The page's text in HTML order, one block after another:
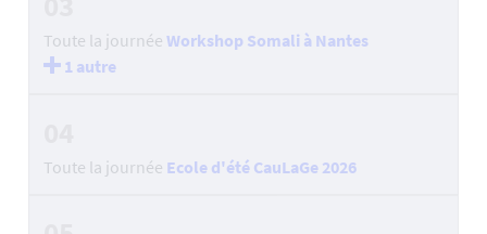
Toute la journée Workshop Somali à Nantes
1 autre
Toute la journée Ecole d'été CauLaGe 2026